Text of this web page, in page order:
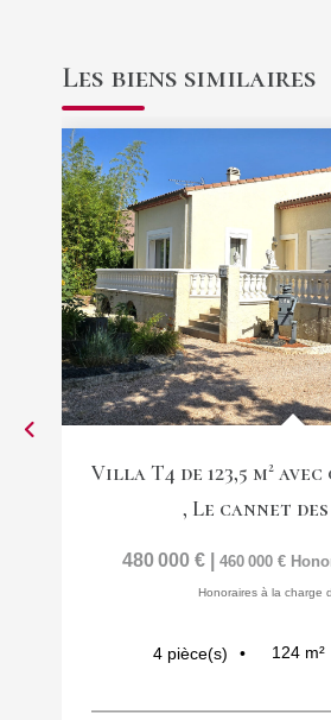
Les biens similaires
, Le cannet
480 000 € 460 000 €
Honoraires à la charge
4 pièce(s) 124 m²